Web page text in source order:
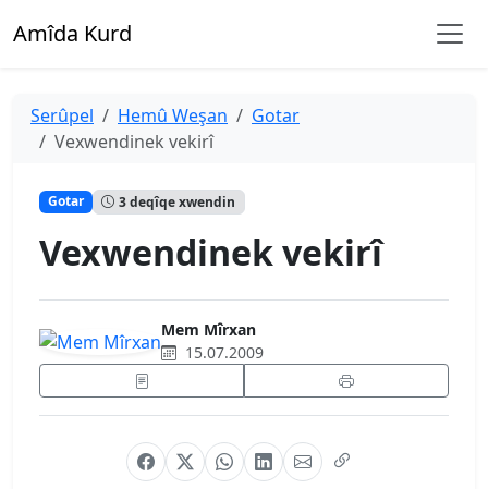
Amîda Kurd
Serûpel Hemû Weşan
Gotar
Vexwendinek vekirî
Gotar 3 deqîqe xwendin
Vexwendinek vekirî
Mem Mîrxan
15.07.2009